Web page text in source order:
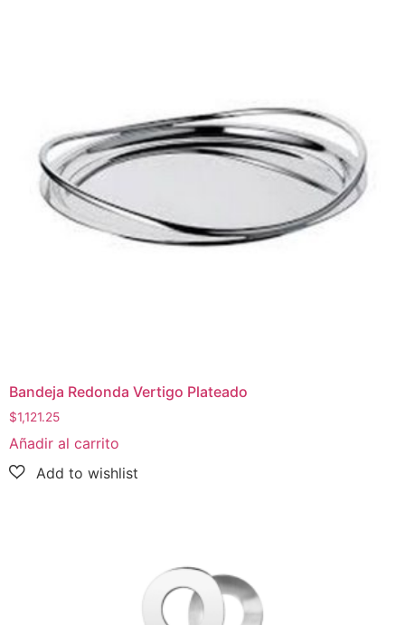
Bandeja Redonda Vertigo Plateado
$1,121.25
Añadir al carrito